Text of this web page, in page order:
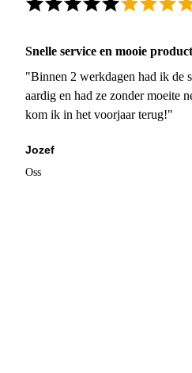
Snelle service en mooie
"Binnen 2 werkdagen had ik de
aardig en had ze zonder moeite
kom ik in het voorjaar terug!"
Jozef
Oss